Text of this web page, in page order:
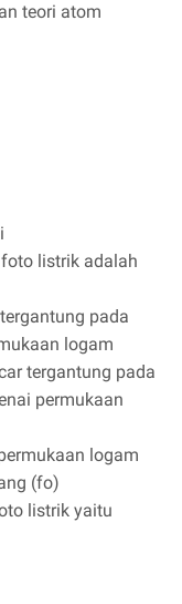
teori atom
listrik adalah
pada
logam
tergantung pada
permukaan
logam
(fo)
listrik yaitu